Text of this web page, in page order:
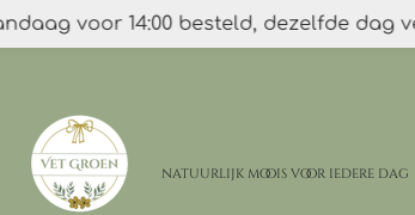
voor 14:00 besteld, dezelfde dag
natuurlijk moois voor iedere dag